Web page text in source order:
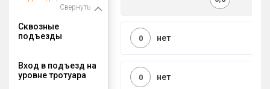
Свернуть
Сквозные
подъезды
нет
0
Вход в подъезд на
уровне тротуара
нет
0